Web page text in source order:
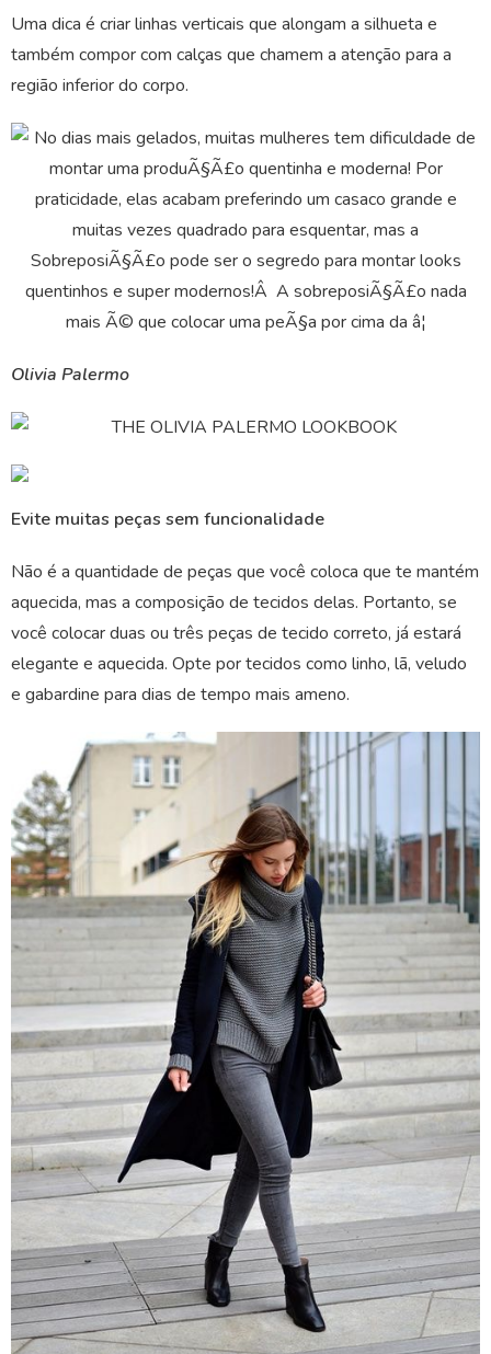
Uma dica é criar linhas verticais que alongam a silhueta e
também compor com calças que chamem a atenção para a
região inferior do corpo.
Olivia Palermo
Evite muitas peças sem funcionalidade
Não é a quantidade de peças que você coloca que te mantém
aquecida, mas a composição de tecidos delas. Portanto, se
você colocar duas ou três peças de tecido correto, já estará
elegante e aquecida. Opte por tecidos como linho, lã, veludo
e gabardine para dias de tempo mais ameno.